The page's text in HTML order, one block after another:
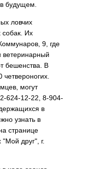
будущем.
ловчих
собак. Их
9, где
ветеринарный
бешенства. В
могут
624-12-22, 8-904-
в
узнать в
странице
друг", г.